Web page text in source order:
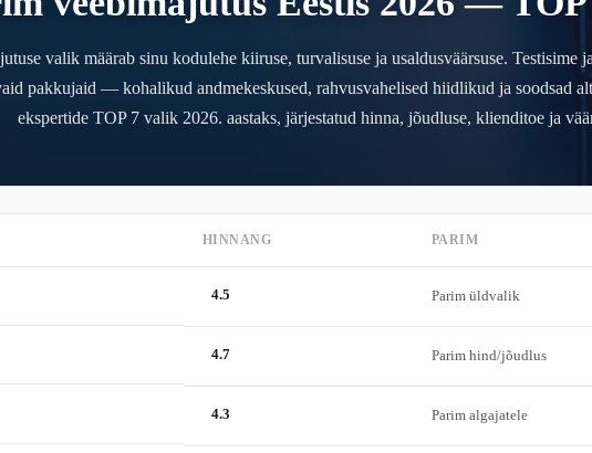
valik määrab sinu kodulehe kiiruse, turvalisuse ja usaldusväärsuse. Testisime
pakkujaid — kohalikud andmekeskused, rahvusvahelised hiidlikud ja soodsad
ekspertide TOP 7 valik 2026. aastaks, järjestatud hinna, jõudluse, klienditoe ja
HINNANG PARIM
4.5 Parim üldvalik
4.7 Parim hind/jõudlus
4.3 Parim algajatele